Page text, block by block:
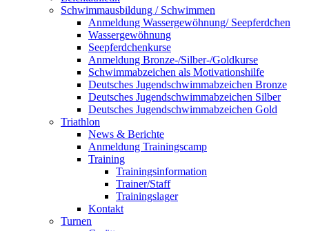
Schwimmausbildung / Schwimmen
Anmeldung Wassergewöhnung/ Seepferdchen
Wassergewöhnung
Seepferdchenkurse
Anmeldung Bronze-/Silber-/Goldkurse
Schwimmabzeichen als Motivationshilfe
Deutsches Jugendschwimmabzeichen Bronze
Deutsches Jugendschwimmabzeichen Silber
Deutsches Jugendschwimmabzeichen Gold
Triathlon
News & Berichte
Anmeldung Trainingscamp
Training
Trainingsinformation
Trainer/Staff
Trainingslager
Kontakt
Turnen